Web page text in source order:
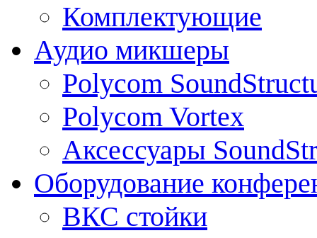
Комплектующие
Аудио микшеры
Polycom
Polycom Vortex
Аксессуары
Оборудование
ВКС стойки